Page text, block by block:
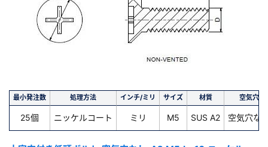
最小発注数 処理方法 インチ/ミリ サイズ 材質 空気穴
25個 ニッケルコート ミリ M5 SUS A2 空気穴な